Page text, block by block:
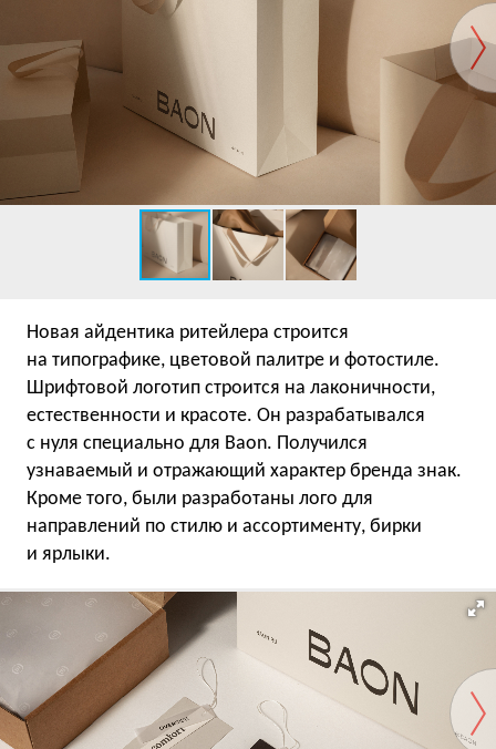
Новая айдентика ритейлера строится
на типографике, цветовой палитре и фотостиле.
Шрифтовой логотип строится на лаконичности,
естественности и красоте. Он разрабатывался
с нуля специально для Baon. Получился
узнаваемый и отражающий характер бренда знак.
Кроме того, были разработаны лого для
направлений по стилю и ассортименту, бирки
и ярлыки.